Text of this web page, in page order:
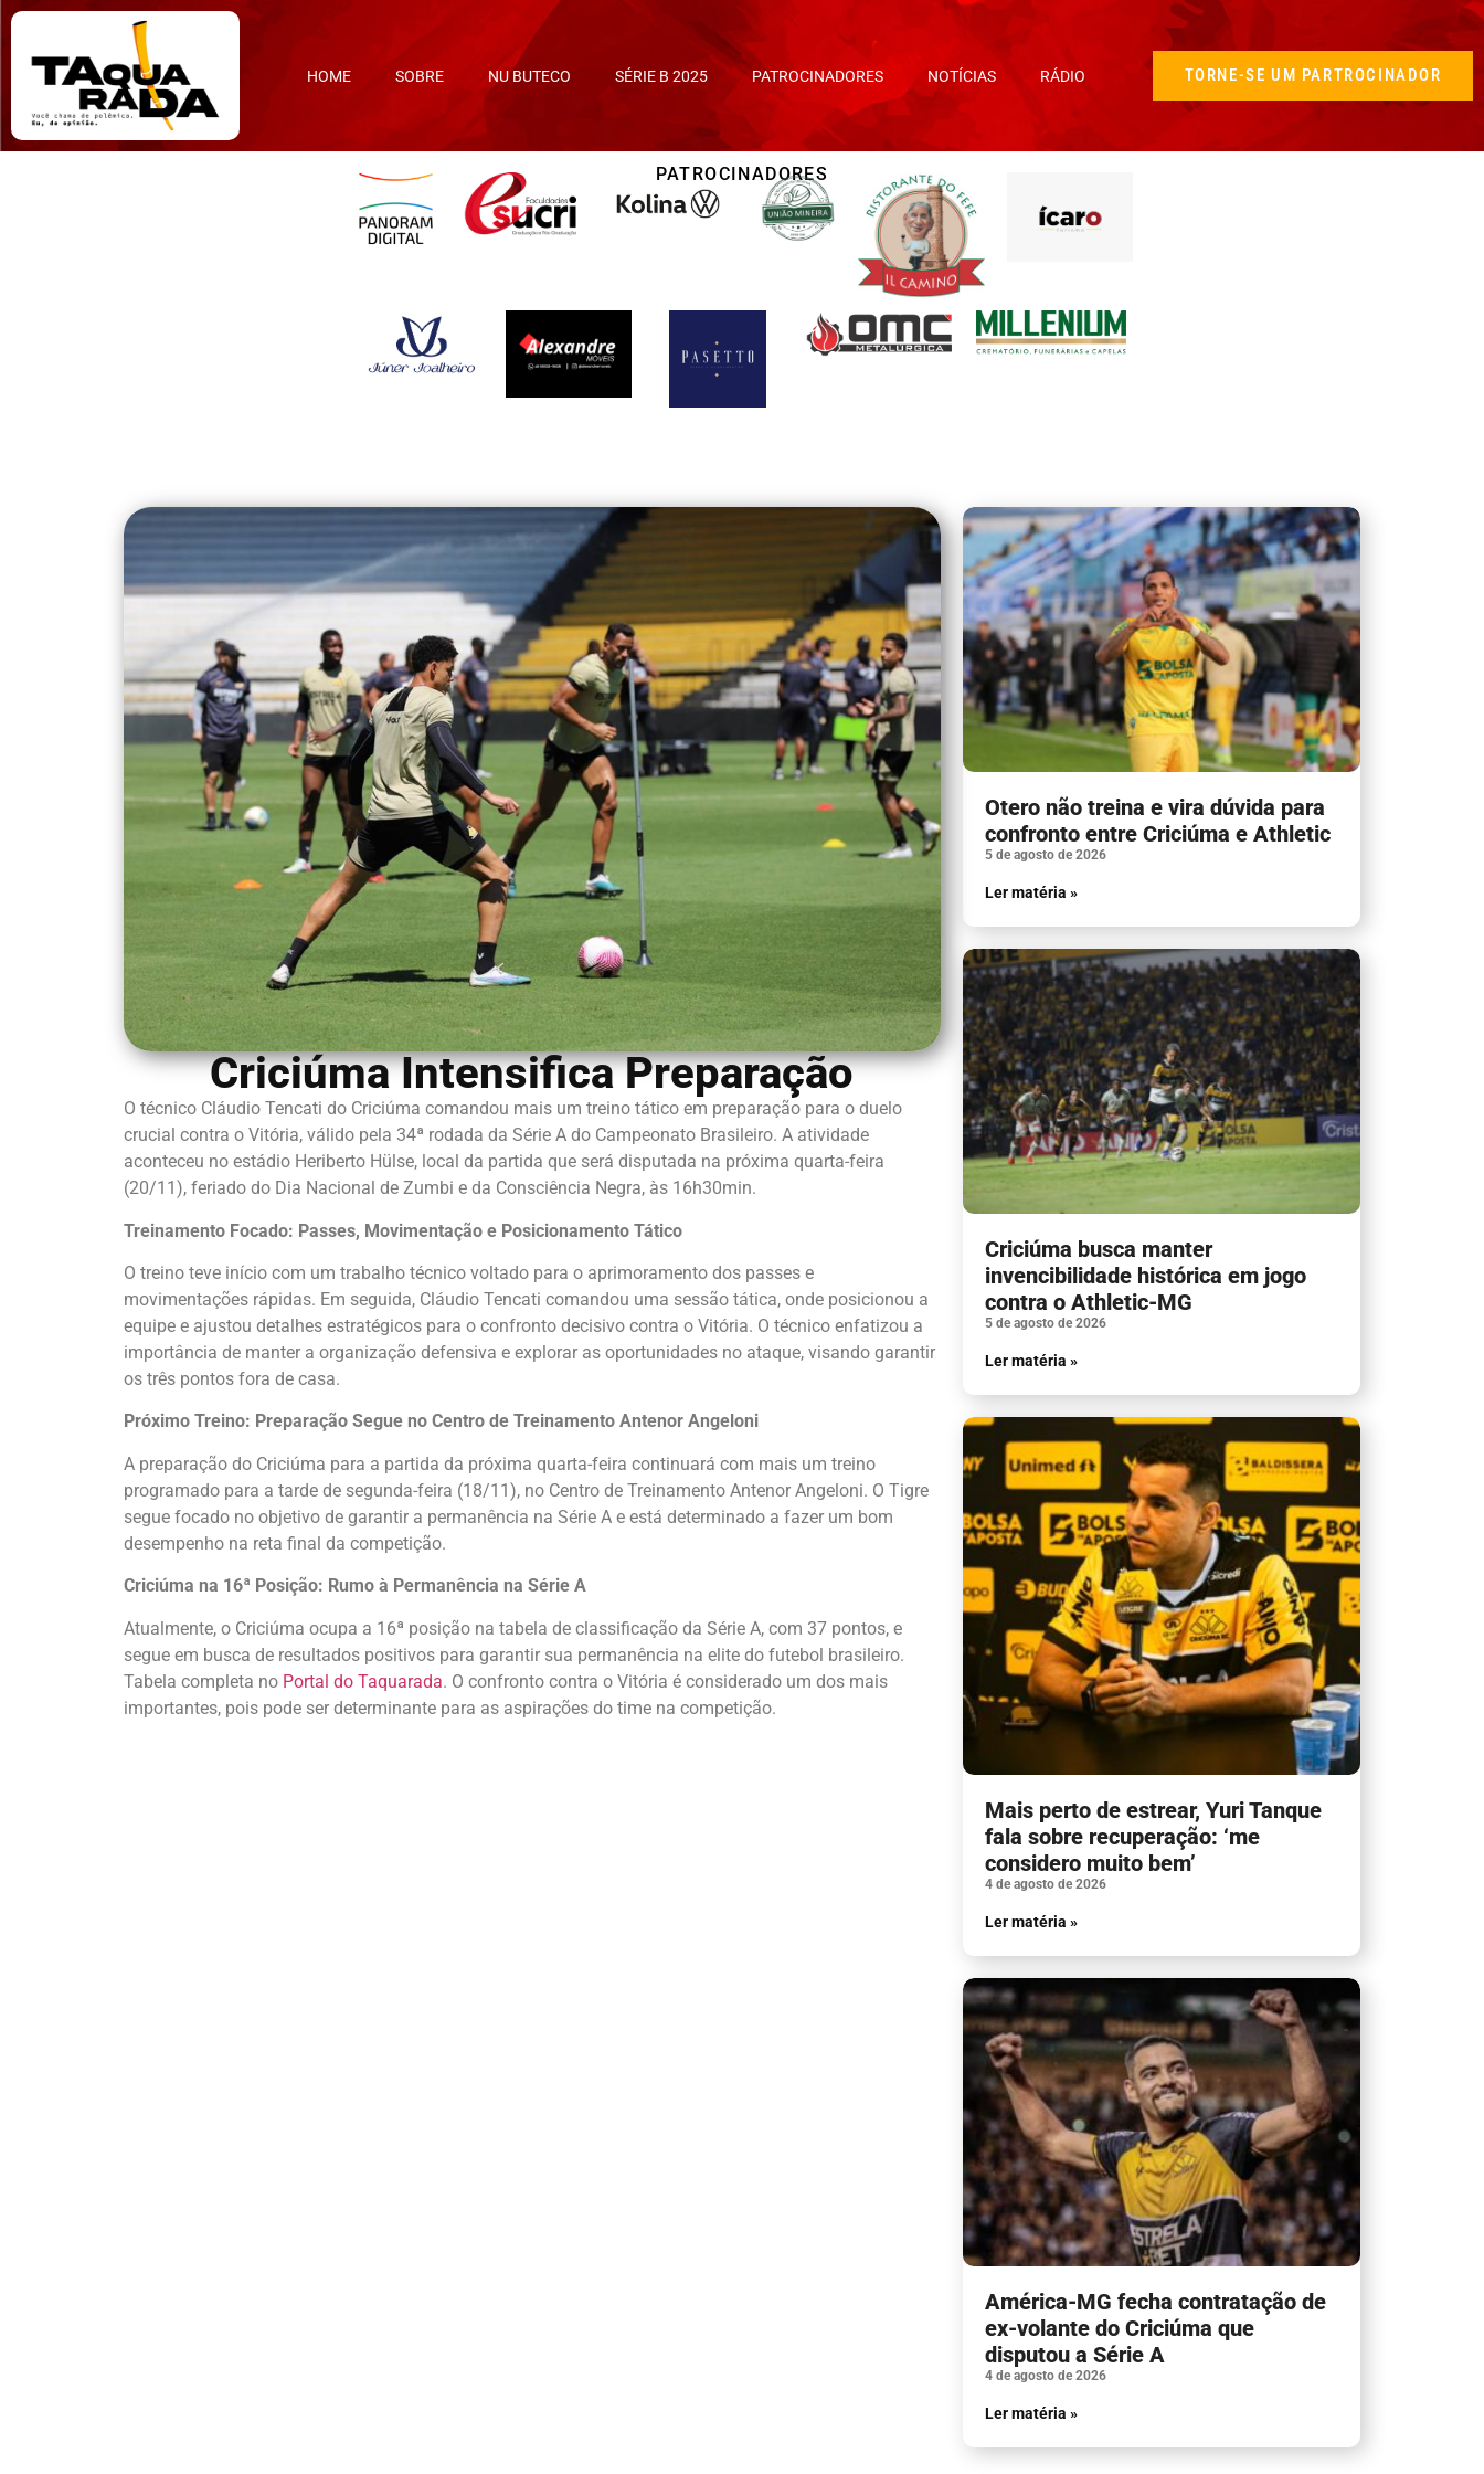
HOME SOBRE NU BUTECO SÉRIE B 2025 PATROCINADORES NOTÍCIAS RÁDIO TORNE-SE UM PARTROCINADOR
PATROCINADORES
Criciúma Intensifica Preparação
O técnico Cláudio Tencati do Criciúma comandou mais um treino tático em preparação para o duelo
crucial contra o Vitória, válido pela 34ª rodada da Série A do Campeonato Brasileiro. A atividade
aconteceu no estádio Heriberto Hülse, local da partida que será disputada na próxima quarta-feira
(20/11), feriado do Dia Nacional de Zumbi e da Consciência Negra, às 16h30min.
Treinamento Focado: Passes, Movimentação e Posicionamento Tático
O treino teve início com um trabalho técnico voltado para o aprimoramento dos passes e
movimentações rápidas. Em seguida, Cláudio Tencati comandou uma sessão tática, onde posicionou a
equipe e ajustou detalhes estratégicos para o confronto decisivo contra o Vitória. O técnico enfatizou a
importância de manter a organização defensiva e explorar as oportunidades no ataque, visando garantir
os três pontos fora de casa.
Próximo Treino: Preparação Segue no Centro de Treinamento Antenor Angeloni
A preparação do Criciúma para a partida da próxima quarta-feira continuará com mais um treino
programado para a tarde de segunda-feira (18/11), no Centro de Treinamento Antenor Angeloni. O Tigre
segue focado no objetivo de garantir a permanência na Série A e está determinado a fazer um bom
desempenho na reta final da competição.
Criciúma na 16ª Posição: Rumo à Permanência na Série A
Atualmente, o Criciúma ocupa a 16ª posição na tabela de classificação da Série A, com 37 pontos, e
segue em busca de resultados positivos para garantir sua permanência na elite do futebol brasileiro.
Tabela completa no Portal do Taquarada. O confronto contra o Vitória é considerado um dos mais
importantes, pois pode ser determinante para as aspirações do time na competição.
Otero não treina e vira dúvida para
confronto entre Criciúma e Athletic
5 de agosto de 2026
Ler matéria »
Criciúma busca manter
invencibilidade histórica em jogo
contra o Athletic-MG
5 de agosto de 2026
Ler matéria »
Mais perto de estrear, Yuri Tanque
fala sobre recuperação: ‘me
considero muito bem’
4 de agosto de 2026
Ler matéria »
América-MG fecha contratação de
ex-volante do Criciúma que
disputou a Série A
4 de agosto de 2026
Ler matéria »